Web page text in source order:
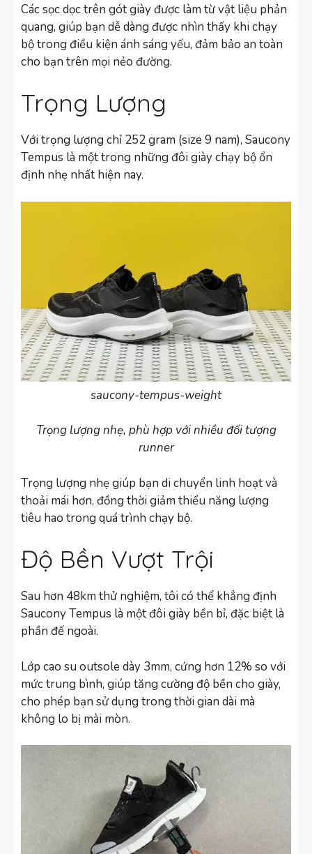
Các sọc dọc trên gót giày được làm từ vật liệu phản
quang, giúp bạn dễ dàng được nhìn thấy khi chạy
bộ trong điều kiện ánh sáng yếu, đảm bảo an toàn
cho bạn trên mọi nẻo đường.
Trọng Lượng
Với trọng lượng chỉ 252 gram (size 9 nam), Saucony
Tempus là một trong những đôi giày chạy bộ ổn
định nhẹ nhất hiện nay.
saucony-tempus-weight
Trọng lượng nhẹ, phù hợp với nhiều đối tượng
runner
Trọng lượng nhẹ giúp bạn di chuyển linh hoạt và
thoải mái hơn, đồng thời giảm thiểu năng lượng
tiêu hao trong quá trình chạy bộ.
Độ Bền Vượt Trội
Sau hơn 48km thử nghiệm, tôi có thể khẳng định
Saucony Tempus là một đôi giày bền bỉ, đặc biệt là
phần đế ngoài.
Lớp cao su outsole dày 3mm, cứng hơn 12% so với
mức trung bình, giúp tăng cường độ bền cho giày,
cho phép bạn sử dụng trong thời gian dài mà
không lo bị mài mòn.